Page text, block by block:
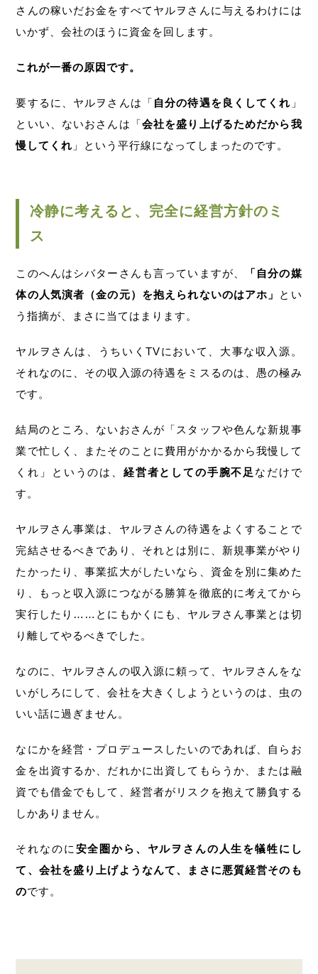
さんの稼いだお金をすべてヤルヲさんに与えるわけには
いかず、会社のほうに資金を回します。
これが一番の原因です。
要するに、ヤルヲさんは「 自分の待遇を良くしてくれ 」
といい、ないおさんは「会社を盛り上げるためだから我
慢してくれ 」という平行線になってしまったのです。
冷静に考えると、完全に経営方針のミ
ス
このへんはシバターさんも言っていますが、
「自分の媒
体の人気演者（金の元）を抱えられないのはアホ」 とい
う指摘が、まさに当てはまります。
ヤルヲさんは、うちいくTVにおいて、大事な収入源。
それなのに、その収入源の待遇をミスるのは、愚の極み
です。
結局のところ、ないおさんが「スタッフや色んな新規事
業で忙しく、またそのことに費用がかかるから我慢して
くれ」というのは、 経営者としての手腕不足 なだけで
す。
ヤルヲさん事業は、ヤルヲさんの待遇をよくすることで
完結させるべきであり、それとは別に、新規事業がやり
たかったり、事業拡大がしたいなら、資金を別に集めた
り、もっと収入源につながる勝算を徹底的に考えてから
実行したり……とにもかくにも、ヤルヲさん事業とは切
り離してやるべきでした。
なのに、ヤルヲさんの収入源に頼って、ヤルヲさんをな
いがしろにして、会社を大きくしようというのは、虫の
いい話に過ぎません。
なにかを経営・プロデュースしたいのであれば、自らお
金を出資するか、だれかに出資してもらうか、または融
資でも借金でもして、経営者がリスクを抱えて勝負する
しかありません。
それなのに 安全圏から、ヤルヲさんの人生を犠牲にし
て、会社を盛り上げようなんて、まさに悪質経営そのも
のです。